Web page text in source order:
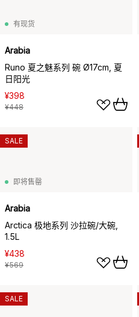
有现货
Arabia
Runo 夏之魅系列 碗 Ø17cm, 夏
日阳光
¥398
¥448
即将售罄
Arabia
Arctica 极地系列 沙拉碗/大碗,
1.5L
¥438
¥569
SALE
SALE